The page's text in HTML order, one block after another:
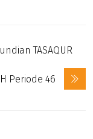
TASAQUR
Periode 46